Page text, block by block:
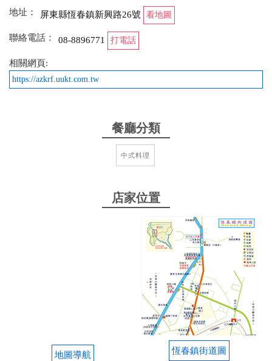
2024-10-18 16:25:42
謝謝蛇丸讓我知道這間店 點控肉可以跟老闆說要肥點
還是瘦點，送餐時老闆還會說 不夠肥可以換唷!有不
味!!!! 小菜豬皮、豬頭皮也必點
2024-08-09 19:06:24
當地人推薦的控肉店，本身不太愛控肉飯但這家真的
蠻好吃的耶，可以跟老闆說要比較瘦肉的部分還是肥
肉多，記得一定要加點一顆蛋
from google
地址： 屏東縣恆春鎮新興路26號 看地圖
聯絡電話： 08-8896771 打電話
相關網頁:
https://azkrf.uukt.com.tw
餐廳分類
中式料理
店家位置
地圖導航 恆春鎮街道圖